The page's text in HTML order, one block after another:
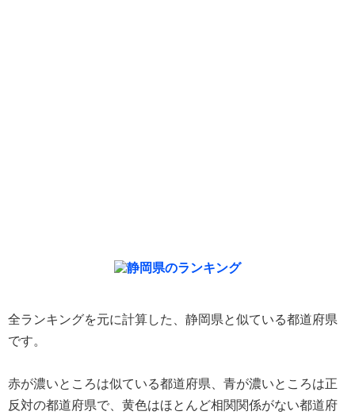
全ランキングを元に計算した、静岡県と似ている都道府県
です。
赤が濃いところは似ている都道府県、青が濃いところは正
反対の都道府県で、黄色はほとんど相関関係がない都道府